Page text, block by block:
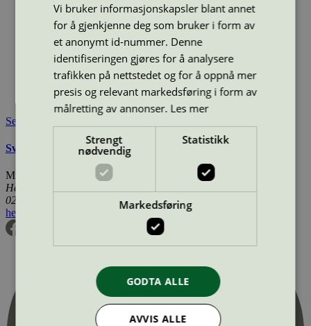
Lisensnummer:
5108 0001
Miljømerke: Svanemerket
Merkevare: Techsave
Merkevare nettside: https://techsave.com/
Lisensinnehaver: Techsave A/S
Lisensinnehaver nettside:
https://techsave.com/
Tilgjengelig i: Norge
Se også
Svanemerkets krav til rengjøring av væskeskadet elektronikk
Miljømerking Norge
Henrik Ibsens gate 20
0255 Oslo
hei@svanemerket.no
24 14 46 00 Org. nr: 971 279 362 MVA
Vi bruker informasjonskapsler blant annet
for å gjenkjenne deg som bruker i form av
et anonymt id-nummer. Denne
identifiseringen gjøres for å analysere
trafikken på nettstedet og for å oppnå mer
presis og relevant markedsføring i form av
målretting av annonser. Les mer
Strengt
nødvendig
Statistikk
Markedsføring
GODTA ALLE
AVVIS ALLE